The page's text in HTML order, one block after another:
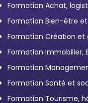
Formation Achat,
transport
Formation Bien-être
Formation Création et
d'entreprise
Formation Immobilier,
Formation
Formation Santé et
Formation Tourisme,